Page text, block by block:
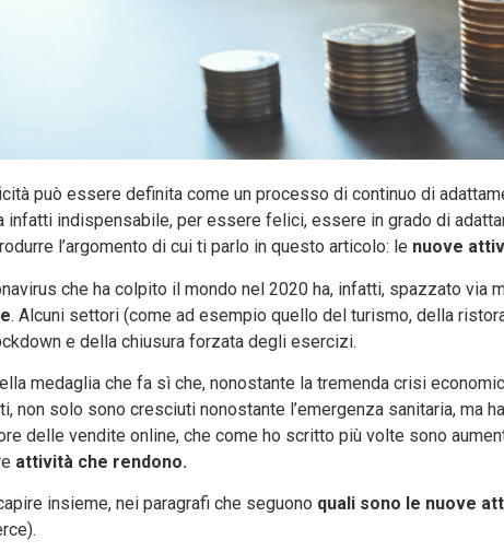
può essere definita come un processo di continuo di
infatti indispensabile, per essere felici, essere in grado di
l’argomento di cui ti parlo in questo articolo: le nuove
che ha colpito il mondo nel 2020 ha, infatti, spazzato
. Alcuni settori (come ad esempio quello del turismo, della
e della chiusura forzata degli esercizi.
medaglia che fa sì che, nonostante la tremenda crisi
non solo sono cresciuti nonostante l’emergenza sanitaria, ma
delle vendite online, che come ho scritto più volte sono
attività che rendono.
insieme, nei paragrafi che seguono quali sono le nuove